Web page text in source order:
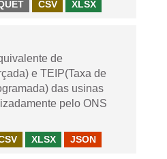
CSV XLSX
de
e TEIP(Taxa de
das usinas
pelo ONS
XLSX JSON